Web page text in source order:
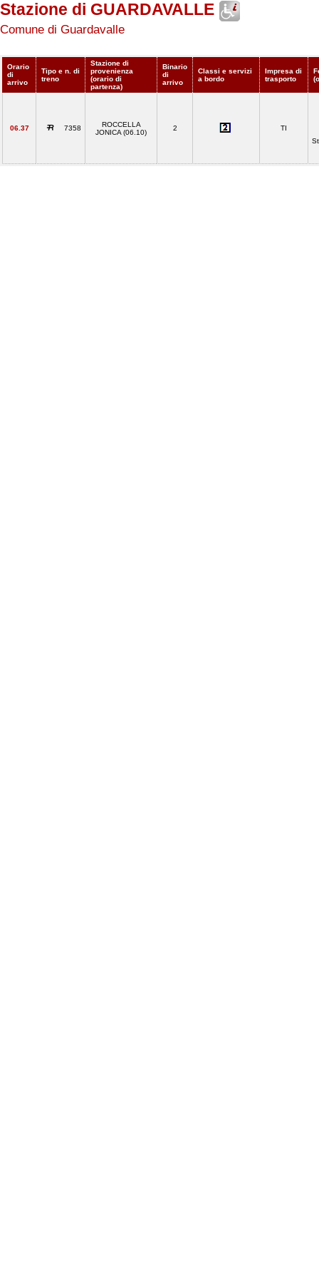
Stazione di GUARDAVALLE
Comune di Guardavalle
Orario
di
arrivo
Tipo e n. di
treno
Stazione di
provenienza
(orario di
partenza)
Binario
di
arrivo
Classi e servizi
a bordo
Impresa di
trasporto
06.37 7358
ROCCELLA
JONICA (06.10)
2
TI